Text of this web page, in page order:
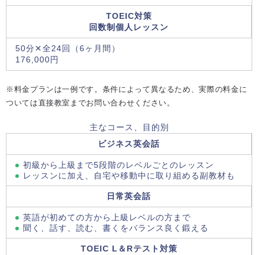
TOEIC対策
回数制個人レッスン
50分✕全24回（6ヶ月間）
176,000円
※料金プランは一例です。条件によって異なるため、実際の料金に
ついては直接教室までお問い合わせください。
主なコース、目的別
ビジネス英会話
初級から上級まで5段階のレベルごとのレッスン
レッスンに加え、自宅や移動中に取り組める副教材も
日常英会話
英語が初めての方から上級レベルの方まで
聞く、話す、読む、書くをバランス良く鍛える
TOEIC L＆Rテスト対策